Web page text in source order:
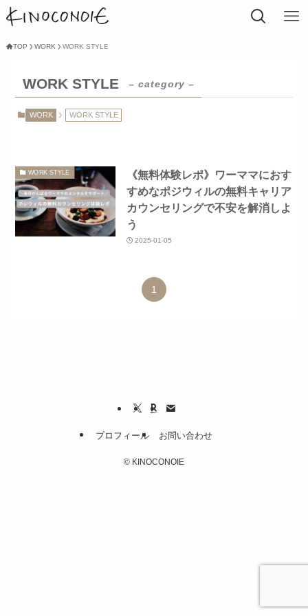
TOP WORK WORK STYLE
WORK STYLE – category –
WORK WORK STYLE
WORK STYLE
《無料体験レポ》ワーママにおす
すめなポジウィルの無料キャリア
カウンセリングで不安を解消しよ
う
2025-01-05
1
プロフィール お問い合わせ
© KINOCONOIE